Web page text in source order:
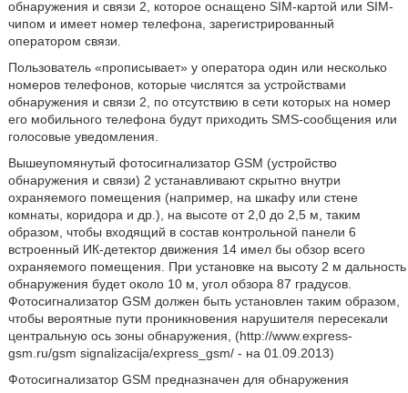
обнаружения и связи 2, которое оснащено SIM-картой или SIM-
чипом и имеет номер телефона, зарегистрированный
оператором связи.
Пользователь «прописывает» у оператора один или несколько
номеров телефонов, которые числятся за устройствами
обнаружения и связи 2, по отсутствию в сети которых на номер
его мобильного телефона будут приходить SMS-сообщения или
голосовые уведомления.
Вышеупомянутый фотосигнализатор GSM (устройство
обнаружения и связи) 2 устанавливают скрытно внутри
охраняемого помещения (например, на шкафу или стене
комнаты, коридора и др.), на высоте от 2,0 до 2,5 м, таким
образом, чтобы входящий в состав контрольной панели 6
встроенный ИК-детектор движения 14 имел бы обзор всего
охраняемого помещения. При установке на высоту 2 м дальность
обнаружения будет около 10 м, угол обзора 87 градусов.
Фотосигнализатор GSM должен быть установлен таким образом,
чтобы вероятные пути проникновения нарушителя пересекали
центральную ось зоны обнаружения, (http://www.express-
gsm.ru/gsm signalizacija/express_gsm/ - на 01.09.2013)
Фотосигнализатор GSM предназначен для обнаружения